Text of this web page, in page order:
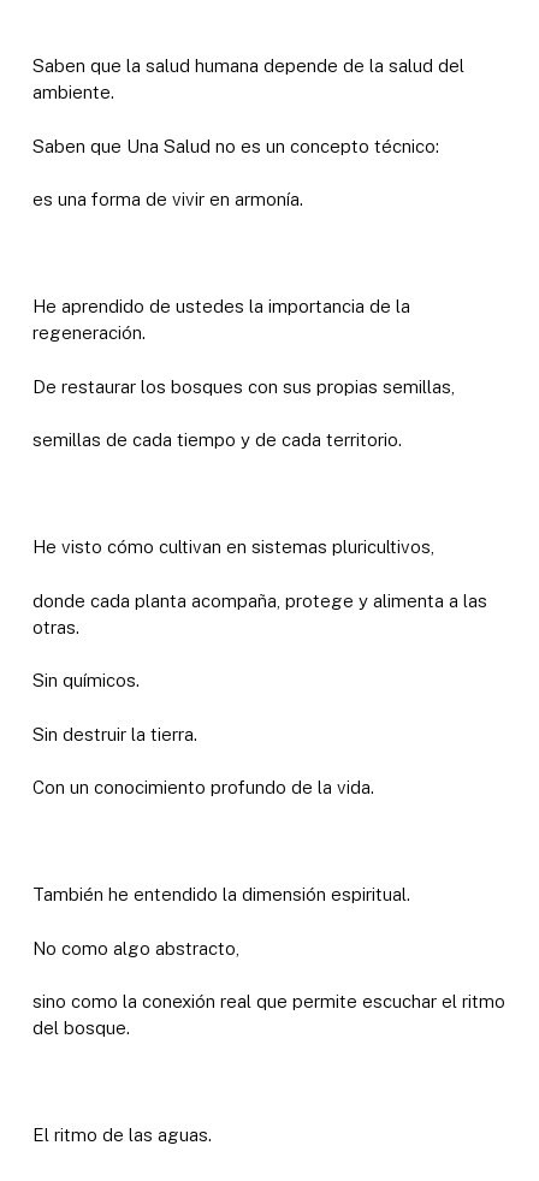
Saben que la salud humana depende de la salud del
ambiente.
Saben que Una Salud no es un concepto técnico:
es una forma de vivir en armonía.
He aprendido de ustedes la importancia de la
regeneración.
De restaurar los bosques con sus propias semillas,
semillas de cada tiempo y de cada territorio.
He visto cómo cultivan en sistemas pluricultivos,
donde cada planta acompaña, protege y alimenta a las
otras.
Sin químicos.
Sin destruir la tierra.
Con un conocimiento profundo de la vida.
También he entendido la dimensión espiritual.
No como algo abstracto,
sino como la conexión real que permite escuchar el ritmo
del bosque.
El ritmo de las aguas.